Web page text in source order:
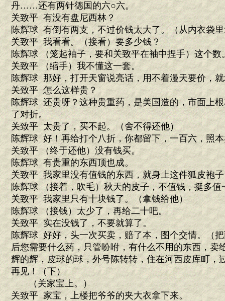
丹……还有两针德国的六○六。
关致平 有没有盘尼西林？
陈辉球 有倒有两支，不过价钱太大了。（从内衣袋
关致平 我看看。（接看）要多少钱？
陈辉球 （笼起袖子，要和关致平在袖中捏手）这个数
关致平 （缩手）我不懂这一套。
陈辉球 那好，打开天窗说亮话，用不着漫天要价，
关致平 怎么这样贵？
陈辉球 还贵呀？这种贵重药，是美国造的，市面上
了对折。
关致平 太贵了，买不起。（舍不得还他）
陈辉球 好！再给打个八折，你都留下，一百六，照
关致平 （终于还他）没有钱买。
陈辉球 有贵重的东西顶也成。
关致平 我家里没有值钱的东西，就身上这件狐皮袍
陈辉球 （接着，吹毛）秋天的皮子，不值钱，挺多
关致平 我家里只有十块钱了。（拿钱给他）
陈辉球 （接钱）太少了，再给二十吧。
关致平 实在没钱了，不要就算了。
陈辉球 好好，头一次买卖，赔了本，图个交情。（
后您需要什么药，只管吩咐，有什么不用的东西，卖
辉的辉，皮球的球，外号陈转转，住在河西皮库町，
再见！（下）
（关家宝上。）
关致平 家宝，上楼把爷爷的夹大衣拿下来。